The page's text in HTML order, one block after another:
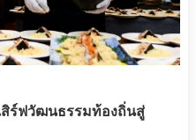
ร์ฟวัฒนธรรมท้องถิ่นสู่